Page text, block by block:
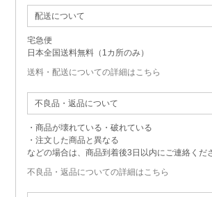
配送について
宅急便
日本全国送料無料（1カ所のみ）
送料・配送についての詳細はこちら
不良品・返品について
・商品が壊れている・破れている
・注文した商品と異なる
などの場合は、商品到着後3日以内にご連絡くだ
不良品・返品についての詳細はこちら